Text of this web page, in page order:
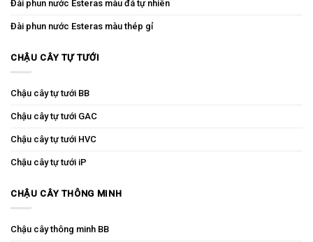
Đài phun nước Esteras màu đá tự nhiên
Đài phun nước Esteras màu thép gỉ
CHẬU CÂY TỰ TƯỚI
Chậu cây tự tưới BB
Chậu cây tự tưới GAC
Chậu cây tự tưới HVC
Chậu cây tự tưới iP
CHẬU CÂY THÔNG MINH
Chậu cây thông minh BB